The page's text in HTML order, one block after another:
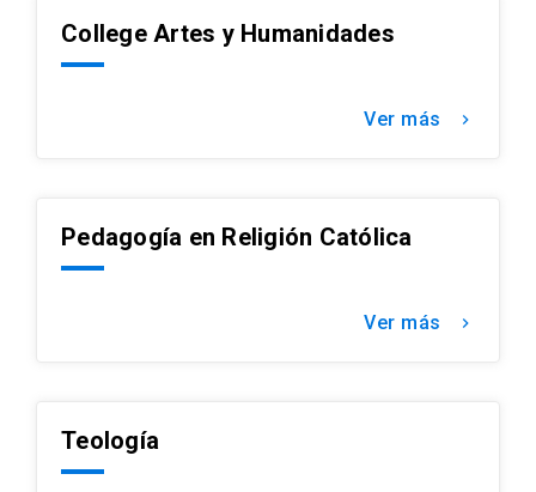
College Artes y Humanidades
Ver más keyboard_arrow_right
Pedagogía en Religión Católica
Ver más keyboard_arrow_right
Teología